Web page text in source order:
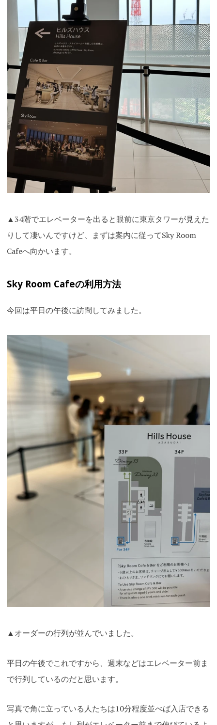
▲34階でエレベーターを出ると眼前に東京タワーが見えた
りして凄いんですけど、まずは案内に従ってSky Room
Cafeへ向かいます。
Sky Room Cafeの利用方法
今回は平日の午後に訪問してみました。
▲オーダーの行列が並んでいました。
平日の午後でこれですから、週末などはエレベーター前ま
で行列しているのだと思います。
写真で角に立っている人たちは10分程度並べば入店できる